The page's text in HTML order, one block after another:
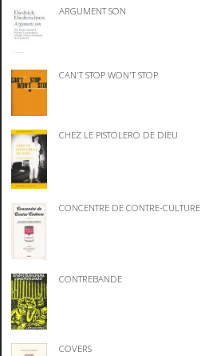
ARGUMENT SON
CAN'T STOP WON'T STOP
CHEZ LE PISTOLERO DE DIEU
CONCENTRE DE CONTRE-CULTURE
CONTREBANDE
COVERS